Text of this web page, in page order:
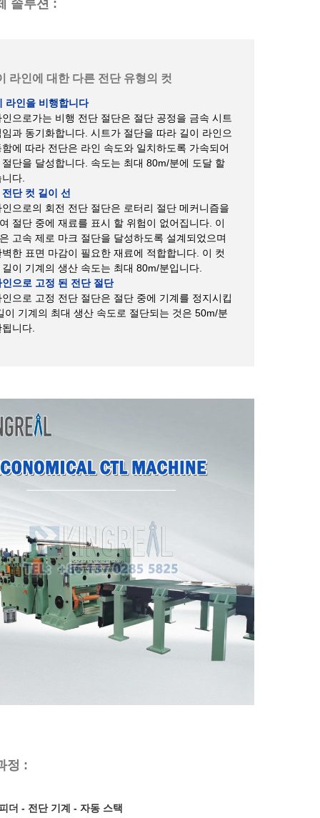
솔루션 :
라인에 대한 다른 전단 유형의 컷
라인을 비행합니다
으로가는 비행 전단 절단은 절단 공정을 금속 시트
과 동기화합니다. 시트가 절단을 따라 길이 라인으
에 따라 전단은 라인 속도와 일치하도록 가속되어
단을 달성합니다. 속도는 최대 80m/분에 도달 할
다.
단 컷 길이 선
으로의 회전 전단 절단은 로터리 절단 메커니즘을
절단 중에 재료를 표시 할 위험이 없어집니다. 이
고속 제로 마크 절단을 달성하도록 설계되었으며
한 표면 마감이 필요한 재료에 적합합니다. 이 컷
이 기계의 생산 속도는 최대 80m/분입니다.
으로 고정 된 전단 절단
으로 고정 전단 절단은 절단 중에 기계를 정지시킵
이 기계의 최대 생산 속도로 절단되는 것은 50m/분
니다.
정 :
더 - 전단 기계 - 자동 스택